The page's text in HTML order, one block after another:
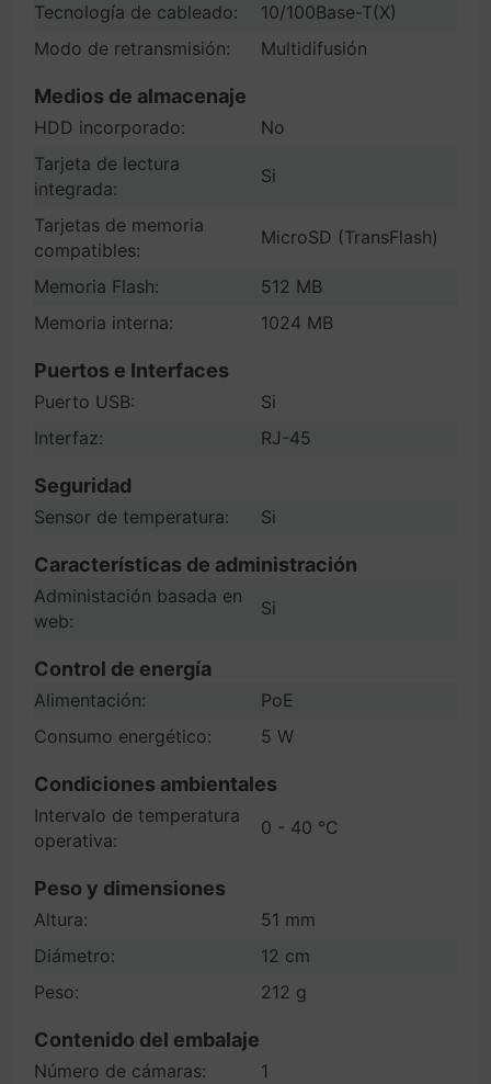
Tecnología de cableado:
10/100Base-T(X)
Modo de retransmisión:
Multidifusión
Medios de almacenaje
HDD incorporado:
No
Tarjeta de lectura
integrada:
Si
Tarjetas de memoria
compatibles:
MicroSD (TransFlash)
Memoria Flash:
512 MB
Memoria interna:
1024 MB
Puertos e Interfaces
Puerto USB:
Si
Interfaz:
RJ-45
Seguridad
Sensor de temperatura: Si
Características de administración
Administación basada en
web:
Si
Control de energía
Alimentación:
PoE
Consumo energético:
5 W
Condiciones ambientales
Intervalo de temperatura
operativa:
0 - 40 °C
Peso y dimensiones
Altura:
51 mm
Diámetro:
12 cm
Peso:
212 g
Contenido del embalaje
Número de cámaras:
1